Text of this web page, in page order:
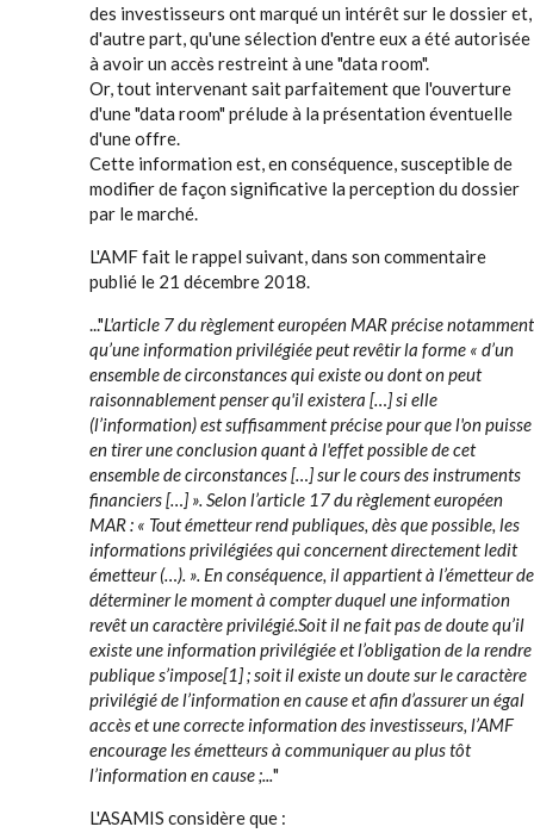
des investisseurs ont marqué un intérêt sur le dossier et,
d'autre part, qu'une sélection d'entre eux a été autorisée
à avoir un accès restreint à une "data room".
Or, tout intervenant sait parfaitement que l'ouverture
d'une "data room" prélude à la présentation éventuelle
d'une offre.
Cette information est, en conséquence, susceptible de
modifier de façon significative la perception du dossier
par le marché.
L'AMF fait le rappel suivant, dans son commentaire
publié le 21 décembre 2018.
..."L'article 7 du règlement européen MAR précise notamment
qu’une information privilégiée peut revêtir la forme « d’un
ensemble de circonstances qui existe ou dont on peut
raisonnablement penser qu'il existera […] si elle
(l’information) est suffisamment précise pour que l'on puisse
en tirer une conclusion quant à l'effet possible de cet
ensemble de circonstances […] sur le cours des instruments
financiers […] ». Selon l’article 17 du règlement européen
MAR : « Tout émetteur rend publiques, dès que possible, les
informations privilégiées qui concernent directement ledit
émetteur (…). ». En conséquence, il appartient à l’émetteur de
déterminer le moment à compter duquel une information
revêt un caractère privilégié.Soit il ne fait pas de doute qu’il
existe une information privilégiée et l’obligation de la rendre
publique s’impose[1] ; soit il existe un doute sur le caractère
privilégié de l’information en cause et afin d’assurer un égal
accès et une correcte information des investisseurs, l’AMF
encourage les émetteurs à communiquer au plus tôt
l’information en cause ;..."
L'ASAMIS considère que :